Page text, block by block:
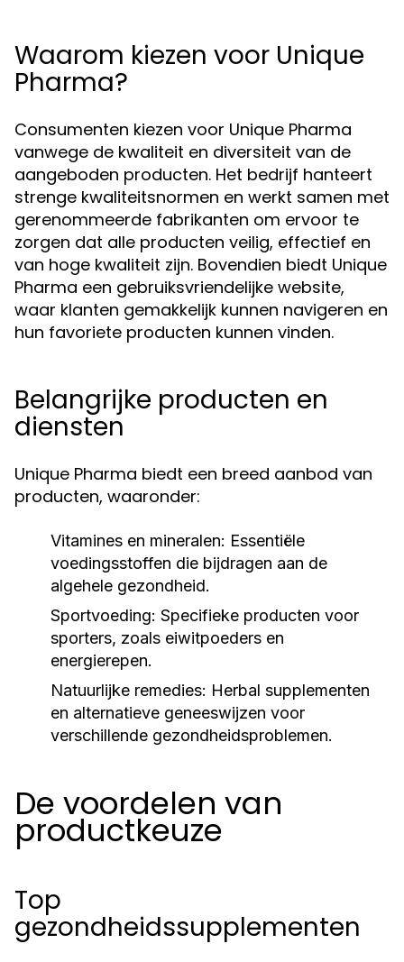
Waarom kiezen voor Unique
Pharma?
Consumenten kiezen voor Unique Pharma
vanwege de kwaliteit en diversiteit van de
aangeboden producten. Het bedrijf hanteert
strenge kwaliteitsnormen en werkt samen met
gerenommeerde fabrikanten om ervoor te
zorgen dat alle producten veilig, effectief en
van hoge kwaliteit zijn. Bovendien biedt Unique
Pharma een gebruiksvriendelijke website,
waar klanten gemakkelijk kunnen navigeren en
hun favoriete producten kunnen vinden.
Belangrijke producten en
diensten
Unique Pharma biedt een breed aanbod van
producten, waaronder:
Vitamines en mineralen: Essentiële
voedingsstoffen die bijdragen aan de
algehele gezondheid.
Sportvoeding: Specifieke producten voor
sporters, zoals eiwitpoeders en
energierepen.
Natuurlijke remedies: Herbal supplementen
en alternatieve geneeswijzen voor
verschillende gezondheidsproblemen.
De voordelen van
productkeuze
Top
gezondheidssupplementen